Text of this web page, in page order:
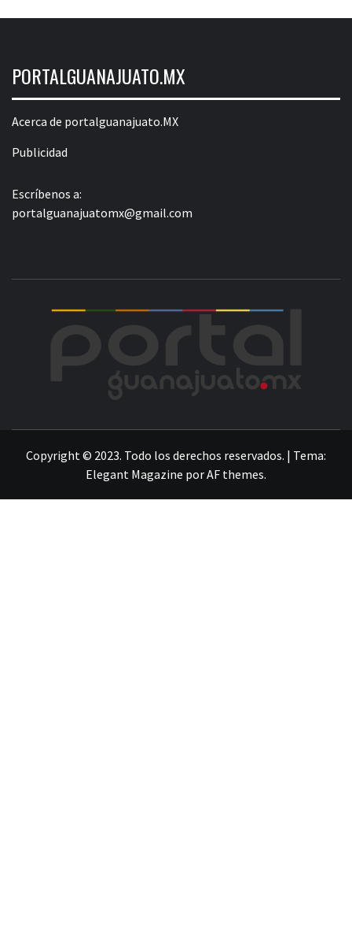
PORTALGUANAJUATO.MX
Acerca de portalguanajuato.MX
Publicidad
Escríbenos a:
portalguanajuatomx@gmail.com
Copyright © 2023. Todo los derechos reservados. | Tema:
Elegant Magazine porAF themes.